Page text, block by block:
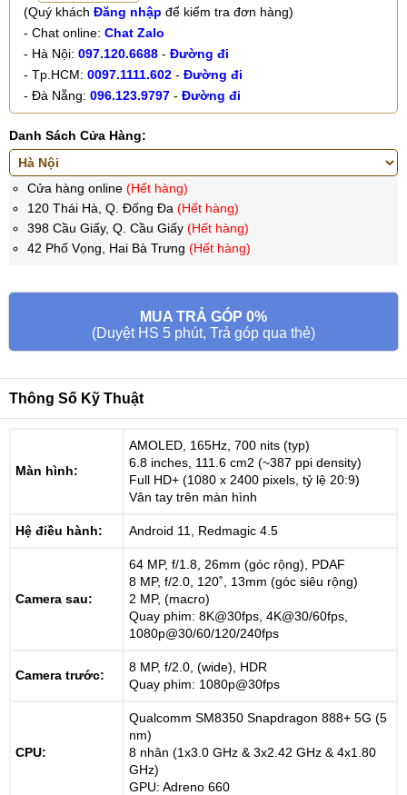
(Quý khách Đăng nhập để kiểm tra đơn hàng)
- Chat online: Chat Zalo
- Hà Nội: 097.120.6688 - Đường đi
- Tp.HCM: 0097.1111.602 - Đường đi
- Đà Nẵng: 096.123.9797 - Đường đi
Danh Sách Cửa Hàng:
Cửa hàng online (Hết hàng)
120 Thái Hà, Q. Đống Đa (Hết hàng)
398 Cầu Giấy, Q. Cầu Giấy (Hết hàng)
42 Phố Vọng, Hai Bà Trưng (Hết hàng)
MUA TRẢ GÓP 0%
(Duyệt HS 5 phút, Trả góp qua thẻ)
Thông Số Kỹ Thuật
Màn hình:
AMOLED, 165Hz, 700 nits (typ)
6.8 inches, 111.6 cm2 (~387 ppi density)
Full HD+ (1080 x 2400 pixels, tỷ lệ 20:9)
Vân tay trên màn hình
Hệ điều hành: Android 11, Redmagic 4.5
Camera sau:
64 MP, f/1.8, 26mm (góc rộng), PDAF
8 MP, f/2.0, 120˚, 13mm (góc siêu rộng)
2 MP, (macro)
Quay phim: 8K@30fps, 4K@30/60fps,
1080p@30/60/120/240fps
Camera trước:
8 MP, f/2.0, (wide), HDR
Quay phim: 1080p@30fps
CPU:
Qualcomm SM8350 Snapdragon 888+ 5G (5
nm)
8 nhân (1x3.0 GHz & 3x2.42 GHz & 4x1.80
GHz)
GPU: Adreno 660